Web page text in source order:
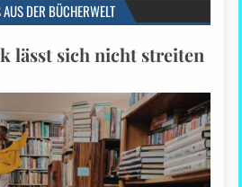
AUS DER BÜCHERWELT
lässt sich nicht streiten